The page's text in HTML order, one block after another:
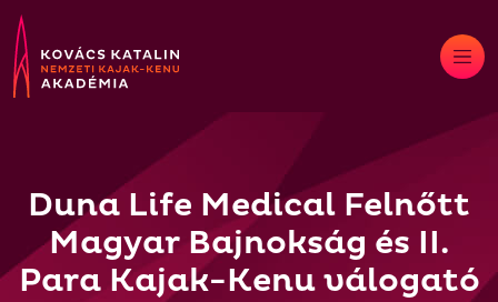
Skip
to
content
Duna Life Medical Felnőtt
Magyar Bajnokság és II.
Para Kajak-Kenu válogató